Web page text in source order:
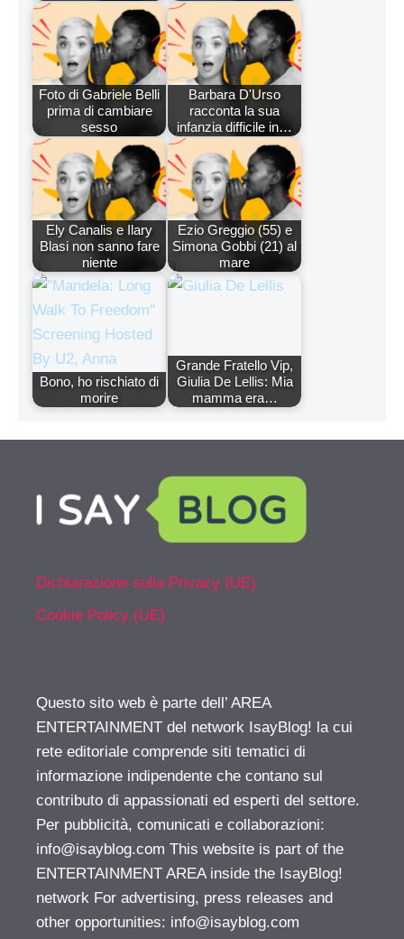
Foto di Gabriele Belli
prima di cambiare
sesso
Barbara D'Urso
racconta la sua
infanzia difficile in…
Ely Canalis e Ilary
Blasi non sanno fare
niente
Ezio Greggio (55) e
Simona Gobbi (21) al
mare
Bono, ho rischiato di
morire
Grande Fratello Vip,
Giulia De Lellis: Mia
mamma era…
Dichiarazione sulla Privacy (UE)
Cookie Policy (UE)
Questo sito web è parte dell’ AREA
ENTERTAINMENT del network IsayBlog! la cui
rete editoriale comprende siti tematici di
informazione indipendente che contano sul
contributo di appassionati ed esperti del settore.
Per pubblicità, comunicati e collaborazioni:
info@isayblog.com This website is part of the
ENTERTAINMENT AREA inside the IsayBlog!
network For advertising, press releases and
other opportunities: info@isayblog.com